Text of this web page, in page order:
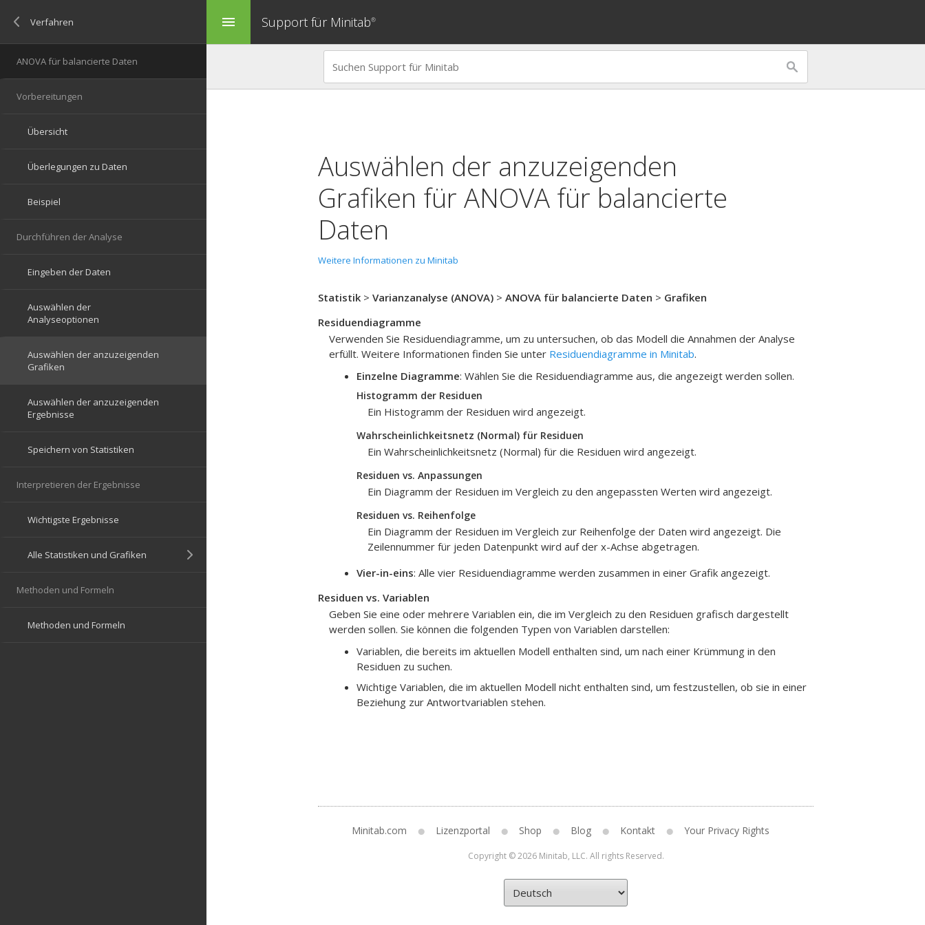
menu Support für Minitab®
Auswählen der anzuzeigenden
Grafiken für ANOVA für balancierte
Daten
Weitere Informationen zu Minitab
Statistik > Varianzanalyse (ANOVA) > ANOVA für balancierte Daten > Grafiken
Residuendiagramme
Verwenden Sie Residuendiagramme, um zu untersuchen, ob das Modell die Annahmen der Analyse
erfüllt. Weitere Informationen finden Sie unter Residuendiagramme in Minitab.
Einzelne Diagramme: Wählen Sie die Residuendiagramme aus, die angezeigt werden sollen.
Histogramm der Residuen
Ein Histogramm der Residuen wird angezeigt.
Wahrscheinlichkeitsnetz (Normal) für Residuen
Ein Wahrscheinlichkeitsnetz (Normal) für die Residuen wird angezeigt.
Residuen vs. Anpassungen
Ein Diagramm der Residuen im Vergleich zu den angepassten Werten wird angezeigt.
Residuen vs. Reihenfolge
Ein Diagramm der Residuen im Vergleich zur Reihenfolge der Daten wird angezeigt. Die
Zeilennummer für jeden Datenpunkt wird auf der x-Achse abgetragen.
Vier-in-eins: Alle vier Residuendiagramme werden zusammen in einer Grafik angezeigt.
Residuen vs. Variablen
Geben Sie eine oder mehrere Variablen ein, die im Vergleich zu den Residuen grafisch dargestellt
werden sollen. Sie können die folgenden Typen von Variablen darstellen:
Variablen, die bereits im aktuellen Modell enthalten sind, um nach einer Krümmung in den
Residuen zu suchen.
Wichtige Variablen, die im aktuellen Modell nicht enthalten sind, um festzustellen, ob sie in einer
Beziehung zur Antwortvariablen stehen.
Minitab.com Lizenzportal Shop Blog Kontakt Your Privacy Rights
Copyright © 2026 Minitab, LLC. All rights Reserved.